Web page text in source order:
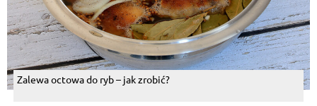
Zalewa octowa do ryb – jak zrobić?